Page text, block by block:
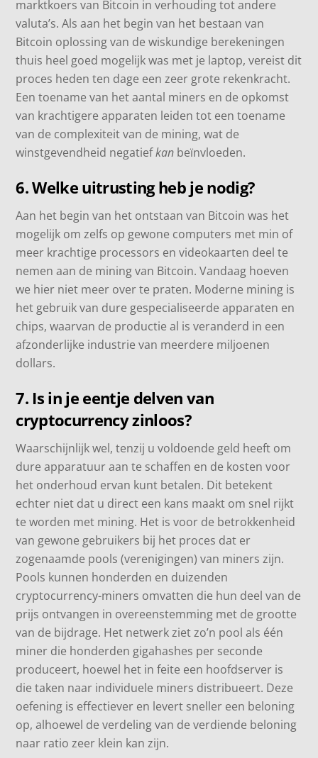
marktkoers van Bitcoin in verhouding tot andere
valuta’s. Als aan het begin van het bestaan ​​van
Bitcoin oplossing van de wiskundige berekeningen
thuis heel goed mogelijk was met je laptop, vereist dit
proces heden ten dage een zeer grote rekenkracht.
Een toename van het aantal miners en de opkomst
van krachtigere apparaten leiden tot een toename
van de complexiteit van de mining, wat de
winstgevendheid negatiefkan beïnvloeden.
6. Welke uitrusting heb je nodig?
Aan het begin van het ontstaan ​​van Bitcoin was het
mogelijk om zelfs op gewone computers met min of
meer krachtige processors en videokaarten deel te
nemen aan de mining van Bitcoin. Vandaag hoeven
we hier niet meer over te praten. Moderne mining is
het gebruik van dure gespecialiseerde apparaten en
chips, waarvan de productie al is veranderd in een
afzonderlijke industrie van meerdere miljoenen
dollars.
7. Is in je eentje delven van
cryptocurrency zinloos?
Waarschijnlijk wel, tenzij u voldoende geld heeft om
dure apparatuur aan te schaffen en de kosten voor
het onderhoud ervan kunt betalen. Dit betekent
echter niet dat u direct een kans maakt om snel rijkt
te worden met mining. Het is voor de betrokkenheid
van gewone gebruikers bij het proces dat er
zogenaamde pools (verenigingen) van miners zijn.
Pools kunnen honderden en duizenden
cryptocurrency-miners omvatten die hun deel van de
prijs ontvangen in overeenstemming met de grootte
van de bijdrage. Het netwerk ziet zo’n pool als één
miner die honderden gigahashes per seconde
produceert, hoewel het in feite een hoofdserver is
die taken naar individuele miners distribueert. Deze
oefening is effectiever en levert sneller een beloning
op, alhoewel de verdeling van de verdiende beloning
naar ratio zeer klein kan zijn.